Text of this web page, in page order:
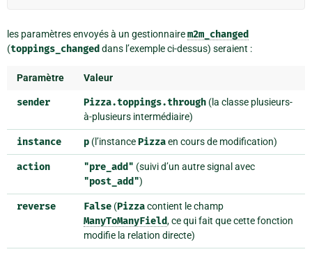
les paramètres envoyés à un gestionnairem2m_changed
(toppings_changeddans l’exemple ci-dessus) seraient :
Paramètre Valeur
sender Pizza.toppings.through (la classe plusieurs-
à-plusieurs intermédiaire)
instance p (l’instancePizzaen cours de modification)
action "pre_add" (suivi d’un autre signal avec
"post_add")
reverse False (Pizzacontient le champ
ManyToManyField, ce qui fait que cette fonction
modifie la relation directe)